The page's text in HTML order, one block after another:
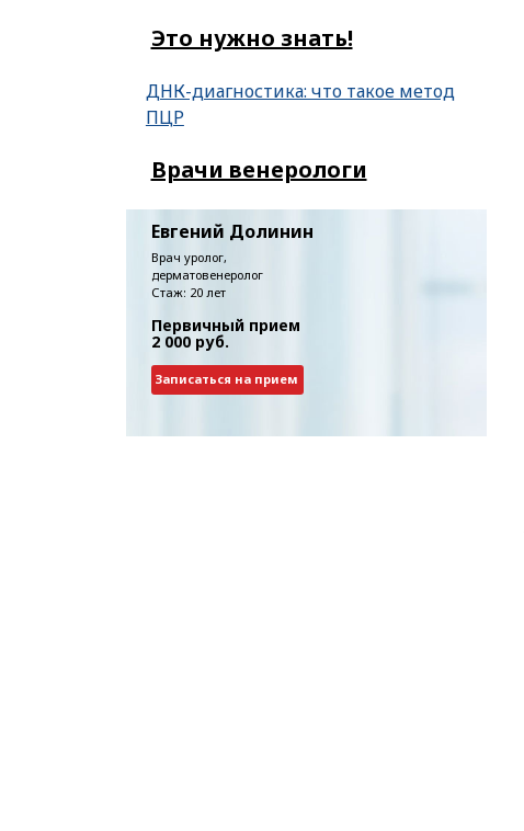
Это нужно знать!
ДНК-диагностика: что такое метод
ПЦР
Врачи венерологи
Евгений Долинин
Врач уролог,
дерматовенеролог
Стаж: 20 лет
Первичный прием
2 000 руб.
Записаться на прием